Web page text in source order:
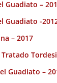
Guadiato –
Guadiato -
– 2017
Tratado
Guadiato –